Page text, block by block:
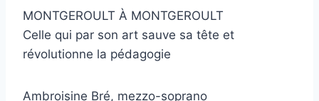
MONTGEROULT À MONTGEROULT
Celle qui par son art sauve sa tête et
révolutionne la pédagogie
Ambroisine Bré, mezzo-soprano